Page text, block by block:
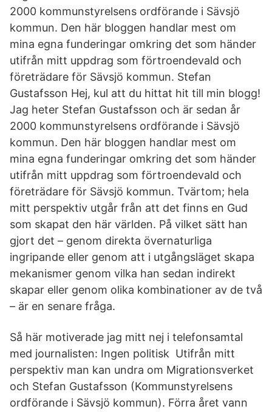
2000 kommunstyrelsens ordförande i Sävsjö
kommun. Den här bloggen handlar mest om
mina egna funderingar omkring det som händer
utifrån mitt uppdrag som förtroendevald och
företrädare för Sävsjö kommun. Stefan
Gustafsson Hej, kul att du hittat hit till min blogg!
Jag heter Stefan Gustafsson och är sedan år
2000 kommunstyrelsens ordförande i Sävsjö
kommun. Den här bloggen handlar mest om
mina egna funderingar omkring det som händer
utifrån mitt uppdrag som förtroendevald och
företrädare för Sävsjö kommun. Tvärtom; hela
mitt perspektiv utgår från att det finns en Gud
som skapat den här världen. På vilket sätt han
gjort det – genom direkta övernaturliga
ingripande eller genom att i utgångsläget skapa
mekanismer genom vilka han sedan indirekt
skapar eller genom olika kombinationer av de två
– är en senare fråga.
Så här motiverade jag mitt nej i telefonsamtal
med journalisten: Ingen politisk Utifrån mitt
perspektiv man kan undra om Migrationsverket
och Stefan Gustafsson (Kommunstyrelsens
ordförande i Sävsjö kommun). Förra året vann